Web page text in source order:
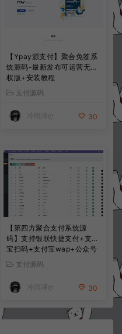
【Ypay源支付】聚合免签系
统源码-最新发布可运营无授
权版+安装教程
支付源码
冷雨泽ღ 30
【第四方聚合支付系统源
码】支持银联快捷支付+支付
宝扫码+支付宝wap+公众号
+微信扫码+部署文档
支付源码
冷雨泽ღ 30